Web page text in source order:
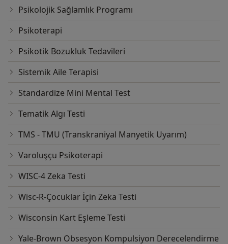
Psikolojik Sağlamlık Programı
Psikoterapi
Psikotik Bozukluk Tedavileri
Sistemik Aile Terapisi
Standardize Mini Mental Test
Tematik Algı Testi
TMS - TMU (Transkraniyal Manyetik Uyarım)
Varoluşçu Psikoterapi
WISC-4 Zeka Testi
Wisc-R-Çocuklar İçin Zeka Testi
Wisconsin Kart Eşleme Testi
Yale-Brown Obsesyon Kompulsiyon Derecelendirme